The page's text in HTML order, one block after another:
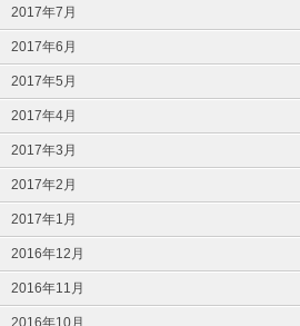
2017年7月
2017年6月
2017年5月
2017年4月
2017年3月
2017年2月
2017年1月
2016年12月
2016年11月
2016年10月